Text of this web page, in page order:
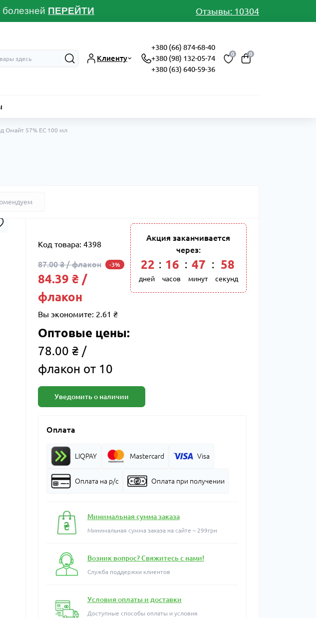
ПЕРЕЙТИ Отзывы: 10304
Клиенту
+380 (66) 874-68-40
+380 (98) 132-05-74
+380 (63) 640-59-36
0 0
Омайт 57% ЕС 100 мл
Код товара: 4398
87.00 ₴ / флакон -3%
84.39 ₴ /
флакон
Вы экономите: 2.61 ₴
Оптовые цены:
78.00 ₴ /
флакон от 10
Акция заканчивается
через:
22
дней
: 16
часов
: 47
минут
: 57
секунд
Уведомить о наличии
Оплата
LIQPAY Mastercard Visa
Оплата на р/с Оплата при получении
Минимальная сумма заказа
Минимальная сумма заказа на сайте – 299грн
Возник вопрос? Свяжитесь с нами!
Служба поддержки клиентов
Условия оплаты и доставки
Доступные способы оплаты и условия